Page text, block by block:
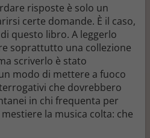
risposte è solo un
certe domande. È il caso,
questo libro. A leggerlo
soprattutto una collezione
scriverlo è stato
modo di mettere a fuoco
che dovrebbero
in chi frequenta per
la musica colta: che